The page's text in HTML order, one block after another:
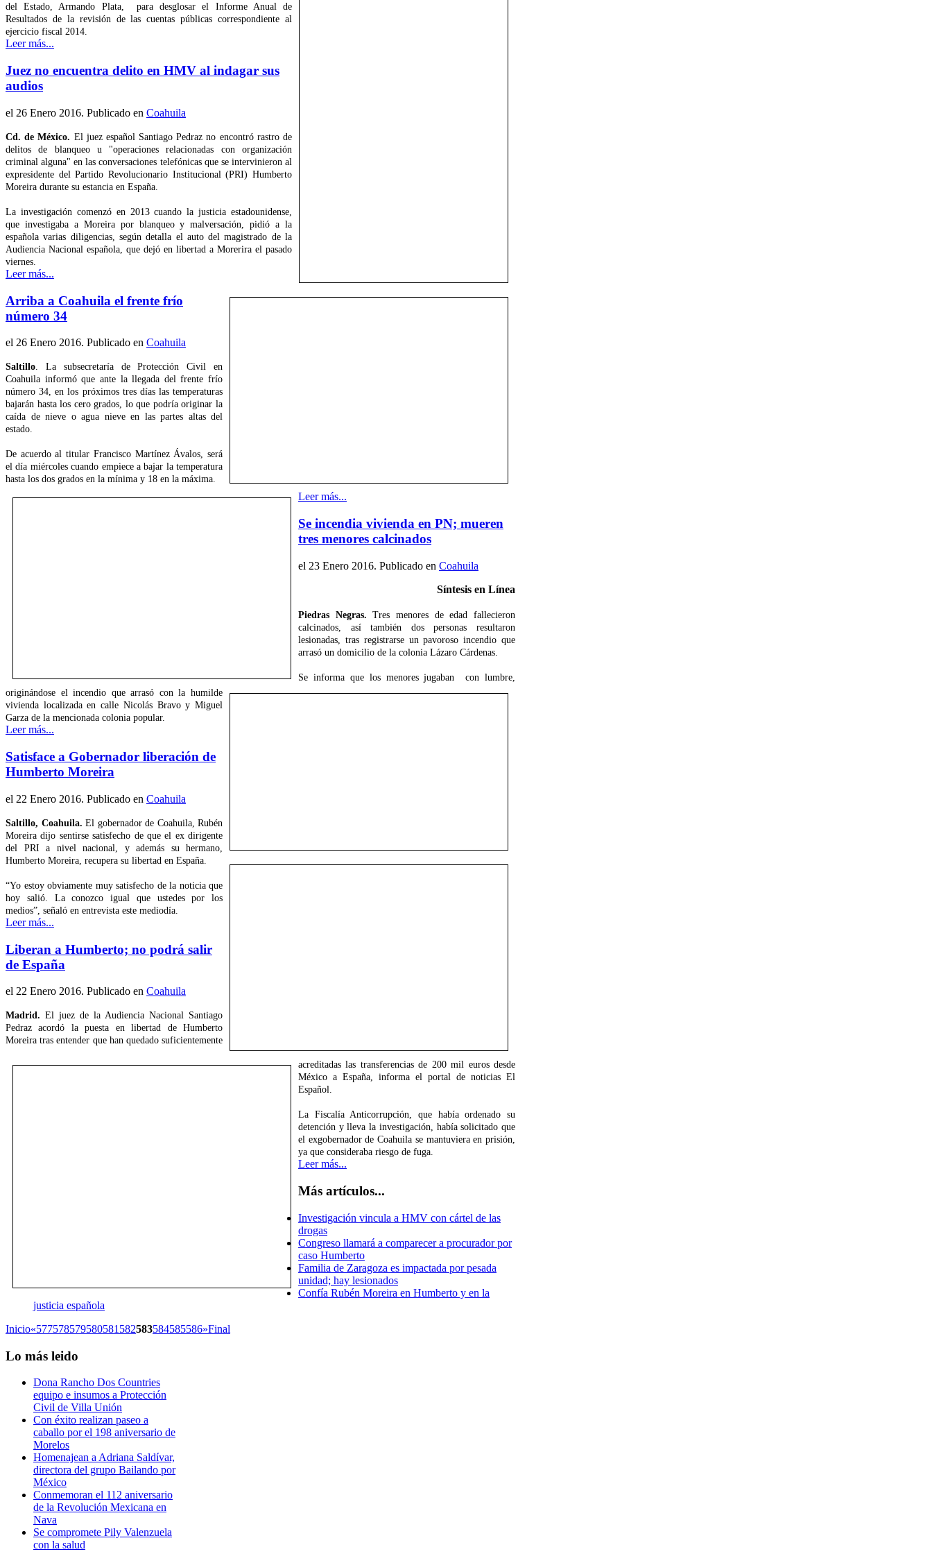
del Estado, Armando Plata, para desglosar el Informe Anual de
Resultados de la revisión de las cuentas públicas correspondiente al
ejercicio fiscal 2014.
Leer más...
Juez no encuentra delito en HMV al indagar sus
audios
el 26 Enero 2016. Publicado en Coahuila
Cd. de México. El juez español Santiago Pedraz no encontró rastro de
delitos de blanqueo u "operaciones relacionadas con organización
criminal alguna" en las conversaciones telefónicas que se intervinieron al
expresidente del Partido Revolucionario Institucional (PRI) Humberto
Moreira durante su estancia en España.
La investigación comenzó en 2013 cuando la justicia estadounidense,
que investigaba a Moreira por blanqueo y malversación, pidió a la
española varias diligencias, según detalla el auto del magistrado de la
Audiencia Nacional española, que dejó en libertad a Morerira el pasado
viernes.
Leer más...
Arriba a Coahuila el frente frío
número 34
el 26 Enero 2016. Publicado en Coahuila
Saltillo. La subsecretaría de Protección Civil en
Coahuila informó que ante la llegada del frente frío
número 34, en los próximos tres días las temperaturas
bajarán hasta los cero grados, lo que podría originar la
caída de nieve o agua nieve en las partes altas del
estado.
De acuerdo al titular Francisco Martínez Ávalos, será
el día miércoles cuando empiece a bajar la temperatura
hasta los dos grados en la mínima y 18 en la máxima.
Leer más...
Se incendia vivienda en PN; mueren
tres menores calcinados
el 23 Enero 2016. Publicado en Coahuila
Síntesis en Línea
Piedras Negras.Tres menores de edad fallecieron
calcinados, así también dos personas resultaron
lesionadas, tras registrarse un pavoroso incendio que
arrasó un domicilio de la colonia Lázaro Cárdenas.
Se informa que los menores jugaban con lumbre,
originándose el incendio que arrasó con la humilde
vivienda localizada en calle Nicolás Bravo y Miguel
Garza de la mencionada colonia popular.
Leer más...
Satisface a Gobernador liberación de
Humberto Moreira
el 22 Enero 2016. Publicado en Coahuila
Saltillo, Coahuila. El gobernador de Coahuila, Rubén
Moreira dijo sentirse satisfecho de que el ex dirigente
del PRI a nivel nacional, y además su hermano,
Humberto Moreira, recupera su libertad en España.
“Yo estoy obviamente muy satisfecho de la noticia que
hoy salió. La conozco igual que ustedes por los
medios”, señaló en entrevista este mediodía.
Leer más...
Liberan a Humberto; no podrá salir
de España
el 22 Enero 2016. Publicado en Coahuila
Madrid. El juez de la Audiencia Nacional Santiago
Pedraz acordó la puesta en libertad de Humberto
Moreira tras entender que han quedado suficientemente
acreditadas las transferencias de 200 mil euros desde
México a España, informa el portal de noticias El
Español.
La Fiscalía Anticorrupción, que había ordenado su
detención y lleva la investigación, había solicitado que
el exgobernador de Coahuila se mantuviera en prisión,
ya que consideraba riesgo de fuga.
Leer más...
Más artículos...
Investigación vincula a HMV con cártel de las
drogas
Congreso llamará a comparecer a procurador por
caso Humberto
Familia de Zaragoza es impactada por pesada
unidad; hay lesionados
Confía Rubén Moreira en Humberto y en la
justicia española
Inicio«577578579580581 582583584585586»Final
Lo más leido
Dona Rancho Dos Countries
equipo e insumos a Protección
Civil de Villa Unión
Con éxito realizan paseo a
caballo por el 198 aniversario de
Morelos
Homenajean a Adriana Saldívar,
directora del grupo Bailando por
México
Conmemoran el 112 aniversario
de la Revolución Mexicana en
Nava
Se compromete Pily Valenzuela
con la salud